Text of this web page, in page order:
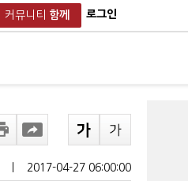
커뮤니티 함께 로그인
2017-04-27 06:00:00